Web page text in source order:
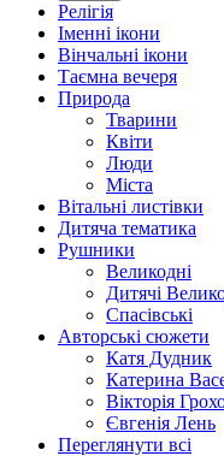
Релігія
Іменні ікони
Вінчальні ікони
Таємна вечеря
Природа
Тварини
Квіти
Люди
Міста
Вітальні листівки
Дитяча тематика
Рушники
Великодні
Дитячі
Спасівські
Авторські сюжети
Катя Дудник
Катерина
Вікторія
Євгенія Лень
Переглянути всі